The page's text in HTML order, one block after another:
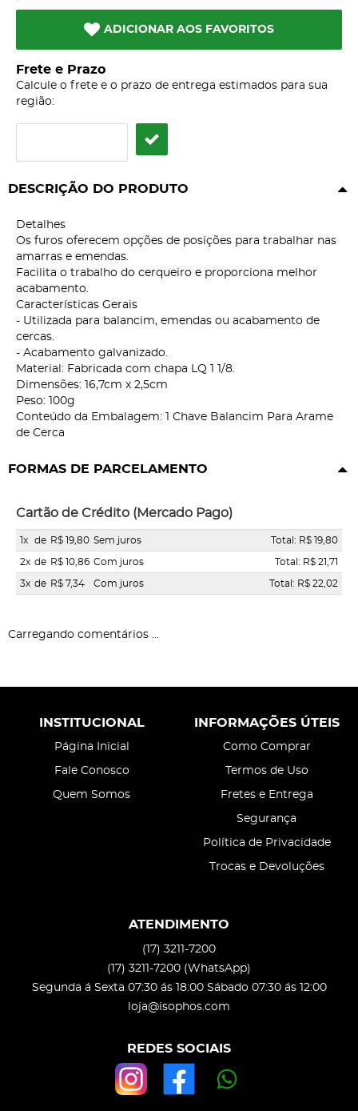
ADICIONAR AOS FAVORITOS
Frete e Prazo
Calcule o frete e o prazo de entrega estimados para sua
região:
DESCRIÇÃO DO PRODUTO
Detalhes
Os furos oferecem opções de posições para trabalhar nas
amarras e emendas.
Facilita o trabalho do cerqueiro e proporciona melhor
acabamento.
Características Gerais
- Utilizada para balancim, emendas ou acabamento de
cercas.
- Acabamento galvanizado.
Material: Fabricada com chapa LQ 1 1/8.
Dimensões: 16,7cm x 2,5cm
Peso: 100g
Conteúdo da Embalagem: 1 Chave Balancim Para Arame
de Cerca
FORMAS DE PARCELAMENTO
Cartão de Crédito (Mercado Pago)
1x de R$ 19,80 Sem juros Total: R$ 19,80
2x de R$ 10,86 Com juros Total: R$ 21,71
3x de R$ 7,34 Com juros Total: R$ 22,02
Carregando comentários ...
INSTITUCIONAL
Página Inicial
Fale Conosco
Quem Somos
INFORMAÇÕES ÚTEIS
Como Comprar
Termos de Uso
Fretes e Entrega
Segurança
Política de Privacidade
Trocas e Devoluções
ATENDIMENTO
(17) 3211-7200
(17) 3211-7200 (WhatsApp)
Segunda á Sexta 07:30 ás 18:00 Sábado 07:30 ás 12:00
loja@isophos.com
REDES SOCIAIS